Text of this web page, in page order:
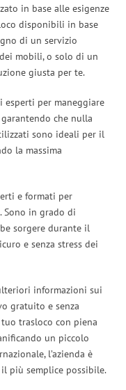
in base alle esigenze
disponibili in base
di un servizio
mobili, o solo di un
giusta per te.
esperti per maneggiare
che nulla
sono ideali per il
la massima
e formati per
Sono in grado di
sorgere durante il
e senza stress dei
informazioni sui
gratuito e senza
trasloco con piena
un piccolo
l’azienda è
più semplice possibile.